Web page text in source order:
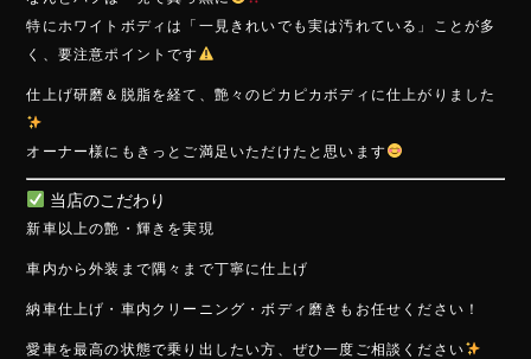
特にホワイトボディは「一見きれいでも実は汚れている」ことが多
く、要注意ポイントです
仕上げ研磨＆脱脂を経て、艶々のピカピカボディに仕上がりました
オーナー様にもきっとご満足いただけたと思います
当店のこだわり
新車以上の艶・輝きを実現
車内から外装まで隅々まで丁寧に仕上げ
納車仕上げ・車内クリーニング・ボディ磨きもお任せください！
愛車を最高の状態で乗り出したい方、ぜひ一度ご相談ください